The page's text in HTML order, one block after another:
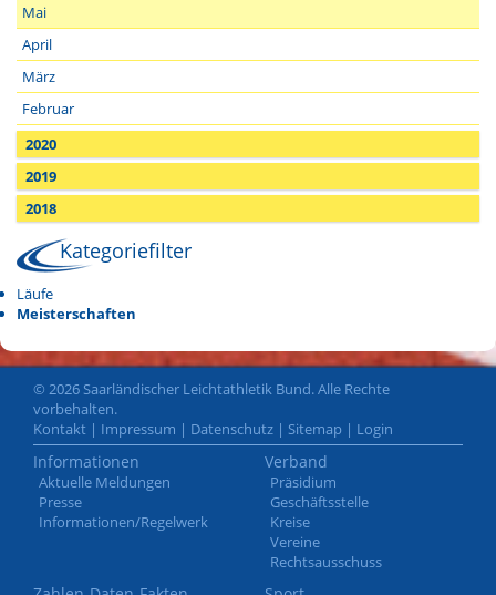
Mai
April
März
Februar
2020
2019
2018
Kategoriefilter
Läufe
Meisterschaften
© 2026 Saarländischer Leichtathletik Bund. Alle Rechte
vorbehalten.
Kontakt | Impressum | Datenschutz | Sitemap | Login
Informationen
Aktuelle Meldungen
Presse
Informationen/Regelwerk
Verband
Präsidium
Geschäftsstelle
Kreise
Vereine
Rechtsausschuss